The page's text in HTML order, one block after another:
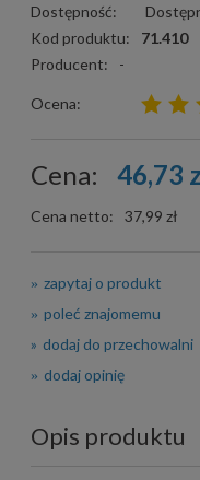
Dostępność:
Kod produktu:
71.410
Producent:
-
Ocena:
Cena: 46,73
Cena netto: 37,99 zł
zapytaj o produkt
poleć znajomemu
dodaj do przechowalni
dodaj opinię
Opis produktu